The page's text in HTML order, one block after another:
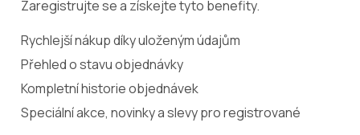
Zaregistrujte se a získejte tyto benefity.
Rychlejší nákup díky uloženým údajům
Přehled o stavu objednávky
Kompletní historie objednávek
Speciální akce, novinky a slevy pro registrované